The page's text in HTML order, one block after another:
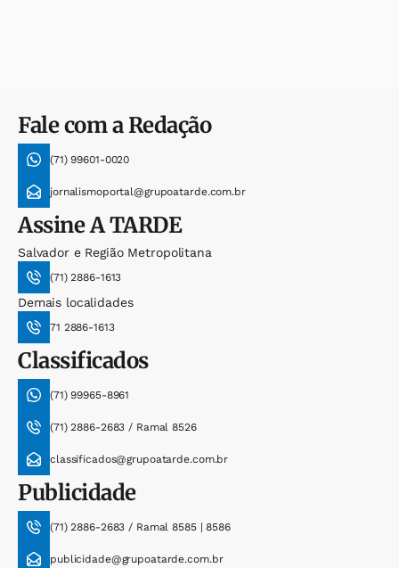
Fale com a Redação
(71) 99601-0020
jornalismoportal@grupoatarde.com.br
AssineA TARDE
Salvador e Região Metropolitana
(71) 2886-1613
Demais localidades
71 2886-1613
Classificados
(71) 99965-8961
(71) 2886-2683 / Ramal 8526
classificados@grupoatarde.com.br
Publicidade
(71) 2886-2683 / Ramal 8585 | 8586
publicidade@grupoatarde.com.br